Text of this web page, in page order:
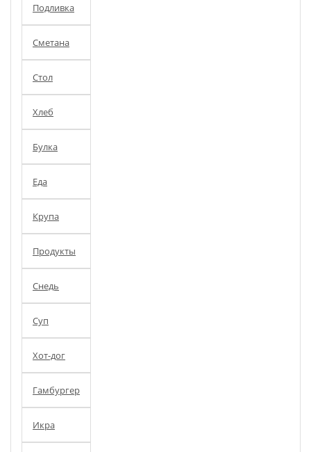
Подливка
Сметана
Стол
Хлеб
Булка
Еда
Крупа
Продукты
Снедь
Суп
Хот-дог
Гамбургер
Икра